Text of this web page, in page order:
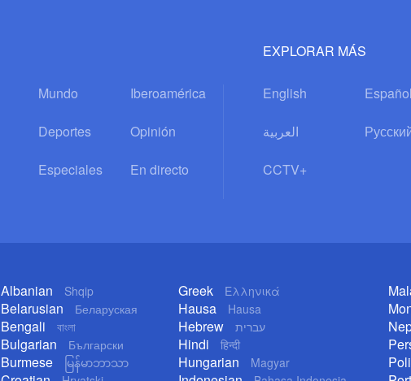
Mundo Iberoamérica
Deportes Opinión
Especiales En directo
EXPLORAR MÁS
English Español
العربية
CCTV+
Albanian Shqip
Belarusian Беларуская
Bengali বাংলা
Bulgarian Български
Burmese မြန်မာဘာသာ
Greek Ελληνικά
Hausa Hausa
Hebrew עברית
Hindi हिन्दी
Hungarian Magyar